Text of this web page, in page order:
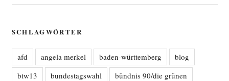
SCHLAGWÖRTER
afd angela merkel baden-württemberg
blog
btw13
bundestagswahl
bündnis 90/die grünen